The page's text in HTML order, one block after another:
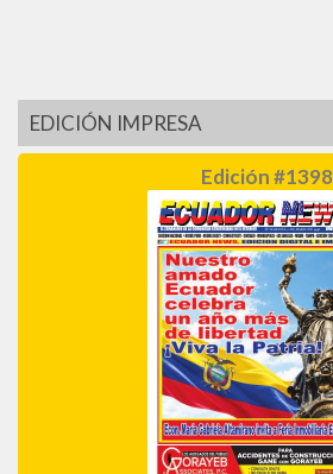
EDICIÓN IMPRESA
Edición #1398